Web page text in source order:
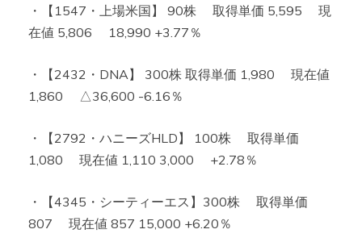
・【1547・上場米国】 90株 取得単価 5,595 現
在値 5,806 18,990 +3.77％
・【2432・DNA】 300株 取得単価 1,980 現在値
1,860 △36,600 -6.16％
・【2792・ハニーズHLD】 100株 取得単価
1,080 現在値 1,110 3,000 +2.78％
・【4345・シーティーエス】300株 取得単価
807 現在値 857 15,000 +6.20％